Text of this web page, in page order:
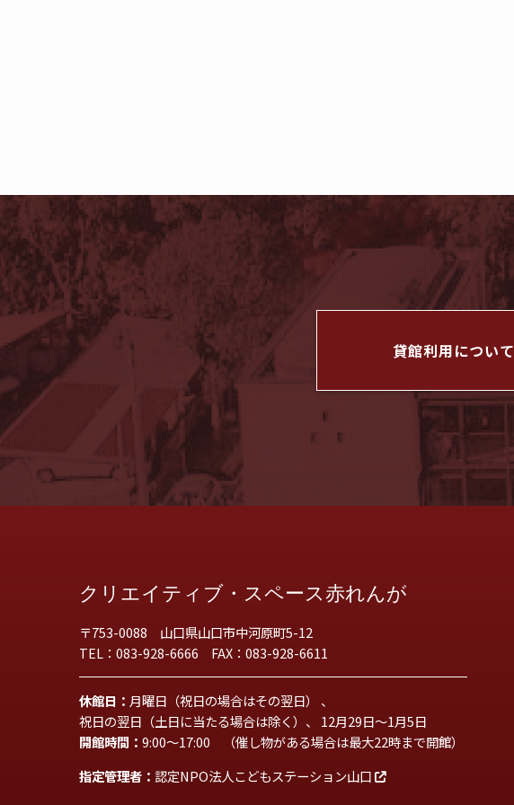
貸館利用について
クリエイティブ・スペース赤れんが
〒753-0088 山口県山口市中河原町5-12
TEL：083-928-6666 FAX：083-928-6611
休館日： 月曜日（祝日の場合はその翌日） 、
祝日の翌日（土日に当たる場合は除く）、 12月29日～1月5日
開館時間： 9:00～17:00 （催し物がある場合は最大22時まで開館）
指定管理者： 認定NPO法人こどもステーション山口